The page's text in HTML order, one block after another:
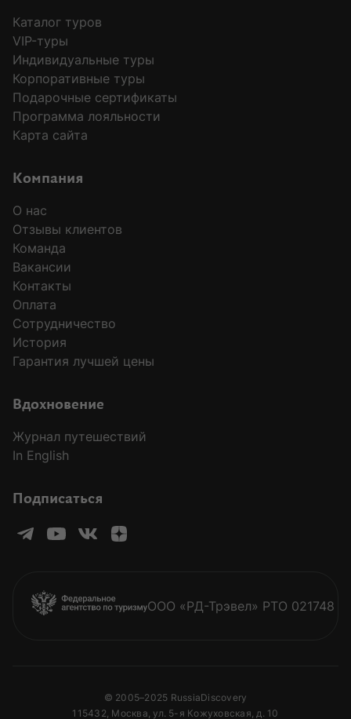
Каталог туров
VIP-туры
Индивидуальные туры
Корпоративные туры
Подарочные сертификаты
Программа лояльности
Карта сайта
Компания
О нас
Отзывы клиентов
Команда
Вакансии
Контакты
Оплата
Сотрудничество
История
Гарантия лучшей цены
Вдохновение
Журнал путешествий
In English
Подписаться
ООО «РД-Трэвел» РТО 021748
© 2005–2025 RussiaDiscovery
115432, Москва, ул. 5-я Кожуховская, д. 10